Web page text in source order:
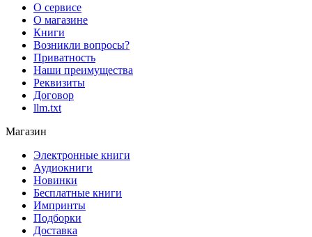
О сервисе
О магазине
Книги
Возникли вопросы?
Приватность
Наши преимущества
Реквизиты
Договор
llm.txt
Магазин
Электронные книги
Аудиокниги
Новинки
Бесплатные книги
Импринты
Подборки
Доставка